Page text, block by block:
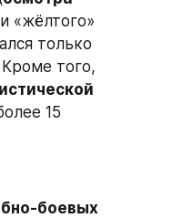
«жёлтого»
только
того,
15
боевых